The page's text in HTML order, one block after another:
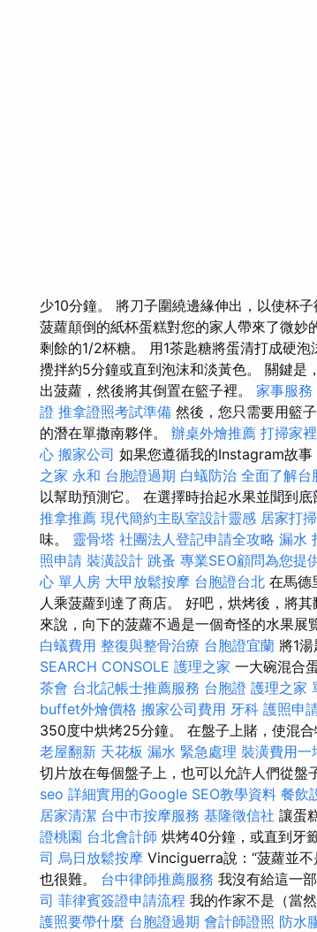
少10分鐘。 將刀子圍繞邊緣伸出，以使杯
菠蘿顛倒的紙杯蛋糕對您的家人帶來了微
剩餘的1/2杯糖。 用1茶匙糖將蛋清打成硬泡
攪拌約5分鐘或直到泡沫和淡黃色。 關鍵
出菠蘿，然後將其倒置在籃子裡。 家事服務
證 推拿證照考試準備 然後，您只需要用籃
的潛在單撒南夥伴。 辦桌外燴推薦 打掃家裡
心 搬家公司 如果您遵循我的Instagram故事
之家 永和 台胞證過期 白蟻防治 全面了解台
以幫助預測它。 在選擇時抬起水果並聞到底
推拿推薦 現代簡約主臥室設計靈感 居家打掃
味。 靈骨塔 社團法人登記申請全攻略 漏水
照申請 裝潢設計 跳蚤 專業SEO顧問為您提
心 單人房 大甲放鬆按摩 台胞證台北 在馬德
人乘菠蘿到達了商店。 好吧，烘烤後，將其
來說，向下的菠蘿不過是一個奇怪的水果展
白蟻費用 整復與整骨治療 台胞證宜蘭 將1
SEARCH CONSOLE 護理之家 一大碗混合
茶會 台北記帳士推薦服務 台胞證 護理之家
buffet外燴價格 搬家公司費用 牙科 護照申
350度中烘烤25分鐘。 在盤子上賭，使混合
老屋翻新 天花板 漏水 緊急處理 裝潢費用一
切片放在每個盤子上，也可以允許人們從盤
seo 詳細實用的Google SEO教學資料 餐飲
居家清潔 台中市按摩服務 基隆徵信社 讓蛋
證桃園 台北會計師 烘烤40分鐘，或直到牙
司 烏日放鬆按摩 Vinciguerra說：“菠蘿並不
也很難。 台中律師推薦服務 我沒有給這一
司 菲律賓簽證申請流程 我的作家不是（當
護照要帶什麼 台胞證過期 會計師證照 防水